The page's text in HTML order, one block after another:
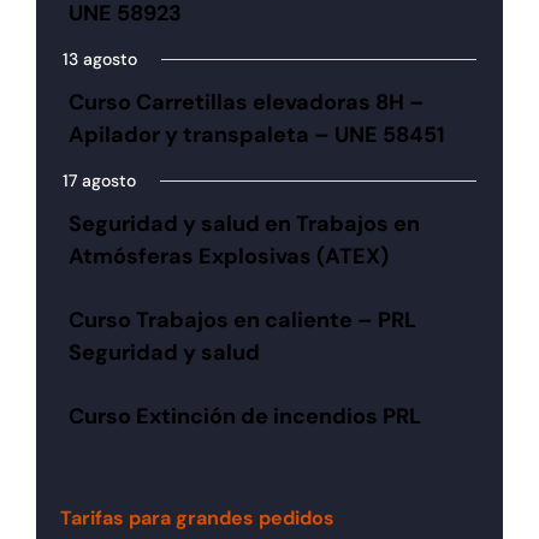
UNE 58923
13 agosto
Curso Carretillas elevadoras 8H –
Apilador y transpaleta – UNE 58451
17 agosto
Seguridad y salud en Trabajos en
Atmósferas Explosivas (ATEX)
Curso Trabajos en caliente – PRL
Seguridad y salud
Curso Extinción de incendios PRL
Tarifas para grandes pedidos